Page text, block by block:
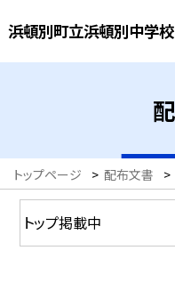
浜頓別町立浜頓別中学校
トップページ > 配布文書 >